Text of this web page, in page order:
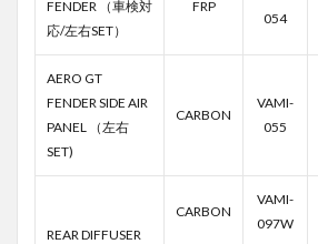
FENDER （車検対
応/左右SET）
FRP
054
AERO GT
FENDER SIDE AIR
PANEL （左右
SET)
CARBON
VAMI-
055
REAR DIFFUSER
CARBON
VAMI-
097W